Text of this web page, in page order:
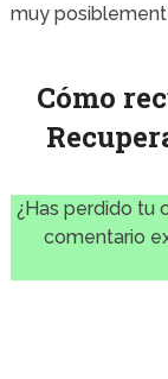
muy
Cómo
¿Has perdido tu
comentario